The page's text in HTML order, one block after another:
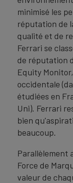
minimisé les
réputation de
qualité et de
Ferrari se
de réputation
Equity
occidentale
étudiées en
Uni). Ferrari
bien
beaucoup.
Parallèlement
Force de
valeur de